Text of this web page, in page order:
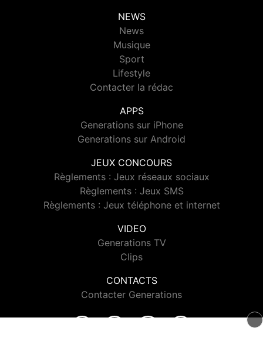
NEWS
News
Musique
Sport
Lifestyle
Contacter la rédac
APPS
Generations sur iPhone
Generations sur Android
JEUX CONCOURS
Règlements : Jeux réseaux sociaux
Règlements : Jeux SMS
Règlements : Jeux téléphone et internet
VIDEO
Generations TV
Clips
CONTACTS
Contacter Generations